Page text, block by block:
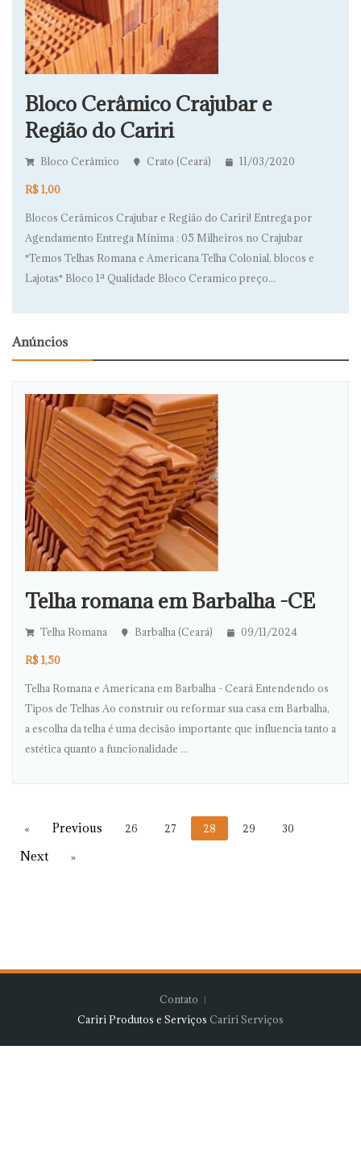
Bloco Cerâmico Crajubar e
Região do Cariri
Bloco Cerâmico Crato (Ceará) 11/03/2020
R$ 1,00
Blocos Cerâmicos Crajubar e Região do Cariri! Entrega por
Agendamento Entrega Mínima : 05 Milheiros no Crajubar
*Temos Telhas Romana e Americana Telha Colonial, blocos e
Lajotas* Bloco 1ª Qualidade Bloco Ceramico preço...
Anúncios
Telha romana em Barbalha -CE
Telha Romana Barbalha (Ceará) 09/11/2024
R$ 1,50
Telha Romana e Americana em Barbalha - Ceará Entendendo os
Tipos de Telhas Ao construir ou reformar sua casa em Barbalha,
a escolha da telha é uma decisão importante que influencia tanto a
estética quanto a funcionalidade ...
« 26 27 28 29 30
»
Contato
Cariri Produtos e Serviços Cariri Serviços